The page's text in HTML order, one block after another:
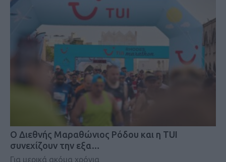
Ο Διεθνής Μαραθώνιος Ρόδου και η TUI
συνεχίζουν την εξα…
Για μερικά ακόμα χρόνια